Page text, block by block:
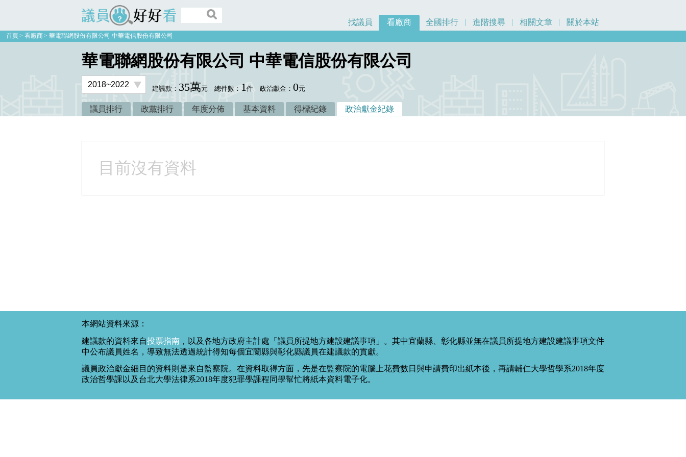
議員好好看
找議員 看廠商 全國排行 進階搜尋 相關文章 關於本站
首頁 看廠商 華電聯網股份有限公司 中華電信股份有限公司
華電聯網股份有限公司 中華電信股份有限公司
建議款： 35萬元 總件數： 1件 政治獻金：0元
議員排行 政黨排行 年度分佈 基本資料 得標紀錄 政治獻金紀錄
目前沒有資料
本網站資料來源：
建議款的資料來自投票指南 ，以及各地方政府主計處「議員所提地方建設建議事項」。其中宜蘭縣、彰化縣並無在議員所提地方建設建議事項文件
中公布議員姓名，導致無法透過統計得知每個宜蘭縣與彰化縣議員在建議款的貢獻。
議員政治獻金細目的資料則是來自監察院。在資料取得方面，先是在監察院的電腦上花費數日與申請費印出紙本後，再請輔仁大學哲學系2018年度
政治哲學課以及台北大學法律系2018年度犯罪學課程同學幫忙將紙本資料電子化。